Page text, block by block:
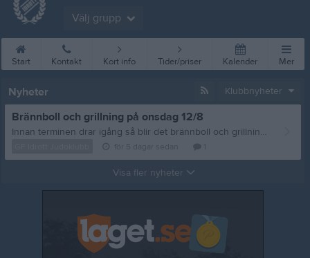
Välj grupp
Start Kontakt Kort info Tider/priser Kalender Mer
Nyheter Klubbnyheter
Brännboll och grillning på onsdag 12/8
Innan terminen drar igång så blir det brännboll och grillning, vi sammlas på onsdag 12/8 vid Storan 18:00. Frågor eller matpreferenser? Mejla: styrelsen@gfidrottjudoklubb.se /tränarna
Visa fler nyheter